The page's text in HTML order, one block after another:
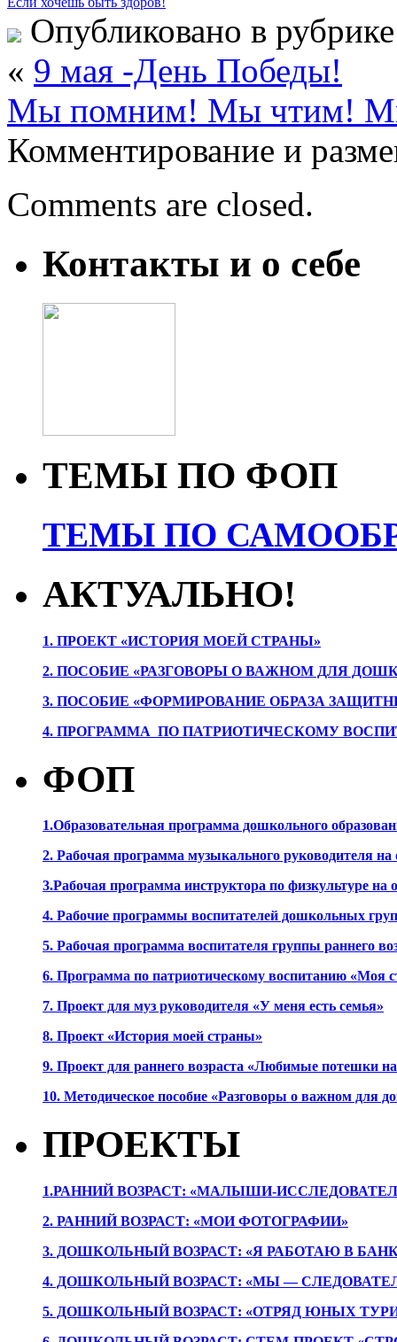
Опубликовано в
« 9 мая -День Победы!
Мы помним! Мы чтим!
Комментирование и
Comments are closed.
Контакты и о себе
ТЕМЫ ПО ФОП
ТЕМЫ ПО
АКТУАЛЬНО!
1. ПРОЕКТ «ИСТОРИЯ МОЕЙ СТРАНЫ»
2. ПОСОБИЕ «РАЗГОВОРЫ О ВАЖНОМ ДЛЯ
3. ПОСОБИЕ «ФОРМИРОВАНИЕ ОБРАЗА
4. ПРОГРАММА ПО ПАТРИОТИЧЕСКОМУ
ФОП
1.Образовательная программа дошкольного
2. Рабочая программа музыкального руководителя
3.Рабочая программа инструктора по физкультуре
4. Рабочие программы воспитателей дошкольных
5. Рабочая программа воспитателя группы раннего
6. Программа по патриотическому воспитанию «Моя
7. Проект для муз руководителя «У меня есть семья»
8. Проект «История моей страны»
9. Проект для раннего возраста «Любимые потешки
10. Методическое пособие «Разговоры о важном для
ПРОЕКТЫ
1.РАННИЙ ВОЗРАСТ: «МАЛЫШИ-
2. РАННИЙ ВОЗРАСТ: «МОИ ФОТОГРАФИИ»
3. ДОШКОЛЬНЫЙ ВОЗРАСТ: «Я РАБОТАЮ В
4. ДОШКОЛЬНЫЙ ВОЗРАСТ: «МЫ —
5. ДОШКОЛЬНЫЙ ВОЗРАСТ: «ОТРЯД ЮНЫХ